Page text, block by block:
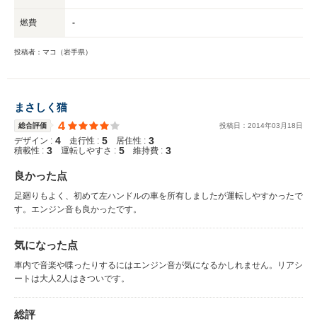
燃費 -
投稿者：マコ（岩手県）
まさしく猫
総合評価 4 投稿日： 2014年03 月 18日
デザイン : 4 走行性 : 5 居住性 : 3
積載性 : 3 運転しやすさ : 5 維持費 : 3
良かった点
足廻りもよく、初めて左ハンドルの車を所有しましたが運転しやすかったで
す。エンジン音も良かったです。
気になった点
車内で音楽や喋ったりするにはエンジン音が気になるかしれません。リアシ
ートは大人2人はきついです。
総評